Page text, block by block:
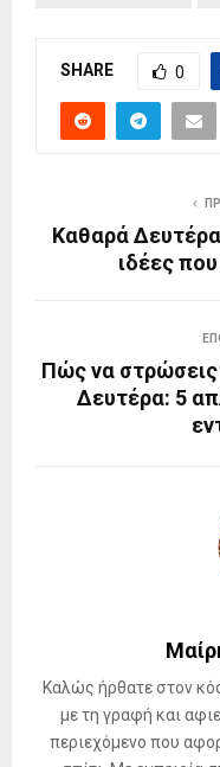
SHARE 0
Καθαρά
ιδέες
Πώς να στρώσεις
Δευτέρα: 5
Καλώς ήρθατε στον
με τη γραφή και
περιεχόμενο που